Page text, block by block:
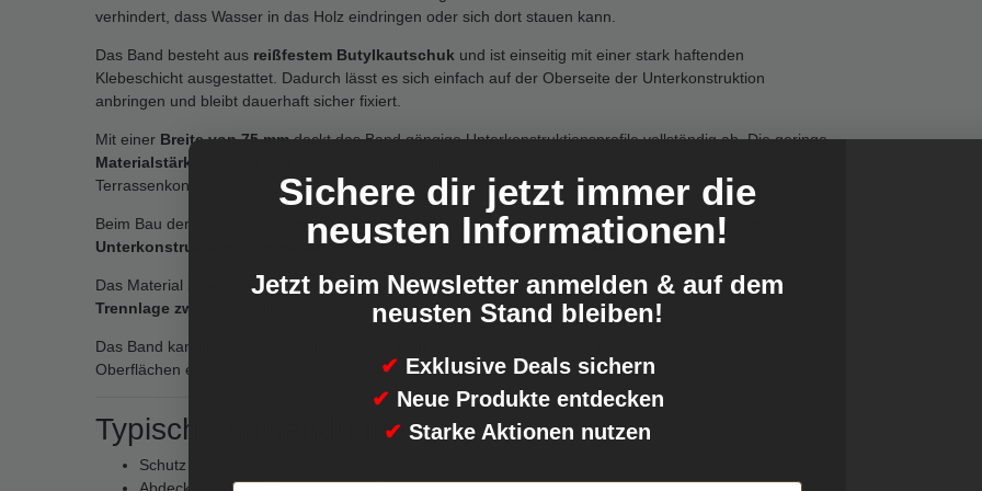
verhindert, dass Wasser in das Holz eindringen oder sich dort stauen kann.
Das Band besteht aus reißfestem Butylkautschuk und ist einseitig mit einer stark haftenden
Klebeschicht ausgestattet. Dadurch lässt es sich einfach auf der Oberseite der Unterkonstruktion
anbringen und bleibt dauerhaft sicher fixiert.
Mit einer Breite von 75 mmdeckt das Band gängige Unterkonstruktionsprofile vollständig ab. Die geringe
Materialstärke von 0,5 mm
Terrassenkonstruktion.
Beim Bau der Terrasse werden dieTerrassenschrauben später direkt durch das Band in die
Unterkonstruktion geschraubt, wodurch der Holzschutz weiterhin erhalten bleibt.
Das Material ist witterungsbeständig und temperaturstabil und kann auch alselektrisch isolierende
Trennlage zwischen Aluminiumprofilen und feuerverzinkten Stahlträgerneingesetzt werden.
Das Band kann direkt auf
Oberflächen empfiehlt sich ein vorheriger Hafttest.
Typische Anwendungen
Schutz von Holz-Unterkonstruktionen im Terrassenbau
Abdeckung von Unterkonstruktionsbalken gegen Staunässe
Sichere dir jetzt immer die
neusten Informationen!
Jetzt beim Newsletter anmelden & auf dem
neusten Stand bleiben!
✔ Exklusive Deals sichern
✔ Neue Produkte entdecken
✔ Starke Aktionen nutzen